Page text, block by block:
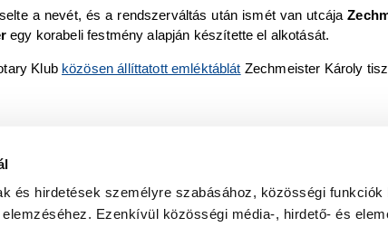
és hirdetések személyre szabásához, közösségi funkciók
Ezenkívül közösségi média-, hirdető- és
a nevét, és a rendszerváltás után ismét van utcája
egy korabeli festmény alapján készítette el alkotását.
Klub közösen állíttatott emléktáblát Zechmeister Károly
kezdetektől napjainkig : győri millecentenáriumi előadások.
1., 1910-2010. Győr : Győr Megyei Jogú Város
2., 1910-2010. Győr : Győr Megyei Jogú Város